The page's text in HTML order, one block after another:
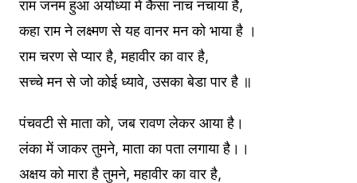
राम जनम हुआ अयोध्या में कैसा नाच नचाया है,
कहा राम ने लक्ष्मण से यह वानर मन को भाया है ।
राम चरण से प्यार है, महावीर का वार है,
सच्चे मन से जो कोई ध्यावे, उसका बेडा पार है ॥
पंचवटी से माता को, जब रावण लेकर आया है।
लंका में जाकर तुमने, माता का पता लगाया है।।
अक्षय को मारा है तुमने, महावीर का वार है,